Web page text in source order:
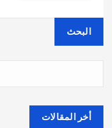
البحث
أخر المقالات